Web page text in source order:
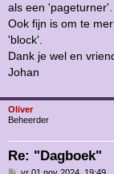
als een 'pageturner'.
Ook fijn is om te
'block'.
Dank je wel en
Johan
Oliver
Beheerder
Re: "Dagboek"
B